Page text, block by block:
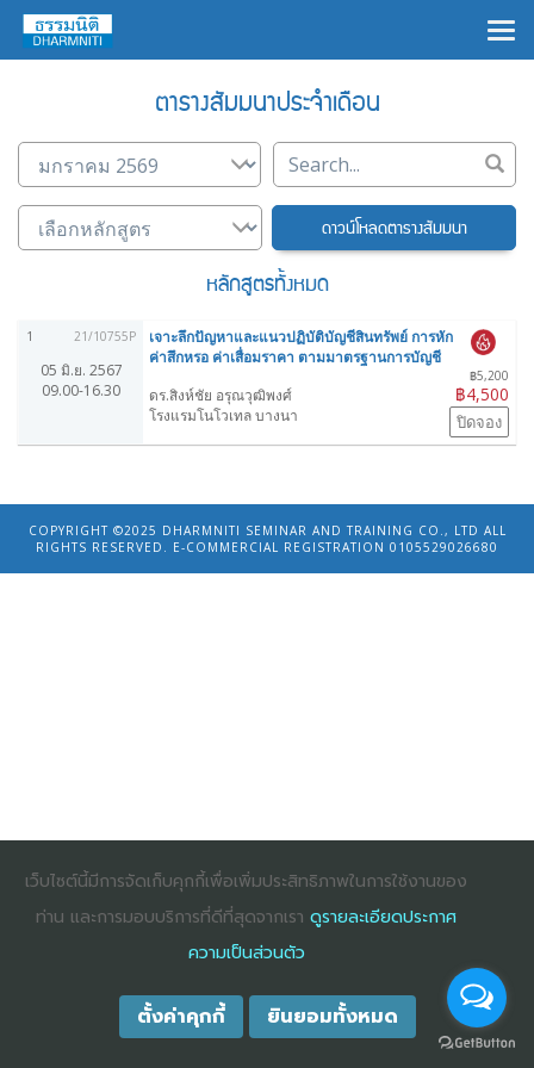
ตารางสัมมนาประจำเดือน
ดาวน์โหลดตารางสัมมนา
หลักสูตรทั้งหมด
1 21/10755P
05 มิ.ย. 2567
09.00-16.30
เจาะลึกปัญหาและแนวปฏิบัติบัญชีสินทรัพย์ การหัก
ค่าสึกหรอ ค่าเสื่อมราคา ตามมาตรฐานการบัญชี
฿5,200
฿4,500
ดร.สิงห์ชัย อรุณวุฒิพงศ์
โรงแรมโนโวเทล บางนา
ปิดจอง
COPYRIGHT ©2025 DHARMNITI SEMINAR AND TRAINING CO., LTD ALL
RIGHTS RESERVED. E-COMMERCIAL REGISTRATION 0105529026680
เว็บไซต์นี้มีการจัดเก็บคุกกี้เพื่อเพิ่มประสิทธิภาพในการใช้งานของ
ท่าน และการมอบบริการที่ดีที่สุดจากเรา ดูรายละเอียดประกาศ
ความเป็นส่วนตัว
ตั้งค่าคุกกี้ ยินยอมทั้งหมด
×